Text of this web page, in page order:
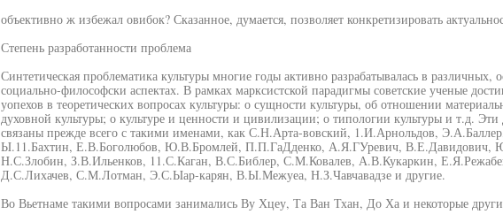
объективно ж избежал овибок? Сказанное, думается, позволяет конкретизировать
Степень разработанности проблема
Синтетическая проблематика культуры многие годы активно разрабатывалась в различных,
социально-философски аспектах. В рамках марксистской парадигмы советские ученые
уопехов в теоретических вопросах культуры: о сущности культуры, об отношении
духовной культуры; о культуре и ценности и цивилизации; о типологии культуры и т.д. Эти
связаны прежде всего с такими именами, как С.Н.Арта-вовский, 1.И.Арнольдов,
Ы.11.Бахтин, Е.В.Боголюбов, Ю.В.Бромлей, П.П.ГаДденко, А.Я.ГУревич, В.Е.Давидович,
Н.С.Злобин, З.В.Ильенков, 11.С.Каган, В.С.Библер, С.М.Ковалев, А.В.Кукаркин,
Д.С.Лихачев, С.М.Лотман, Э.С.Ыар-карян, В.Ы.Межуеа, Н.З.Чавчавадзе и другие.
Во Вьетнаме такими вопросами занимались Ву Хцеу, Та Ван Тхан, До Ха и некоторые